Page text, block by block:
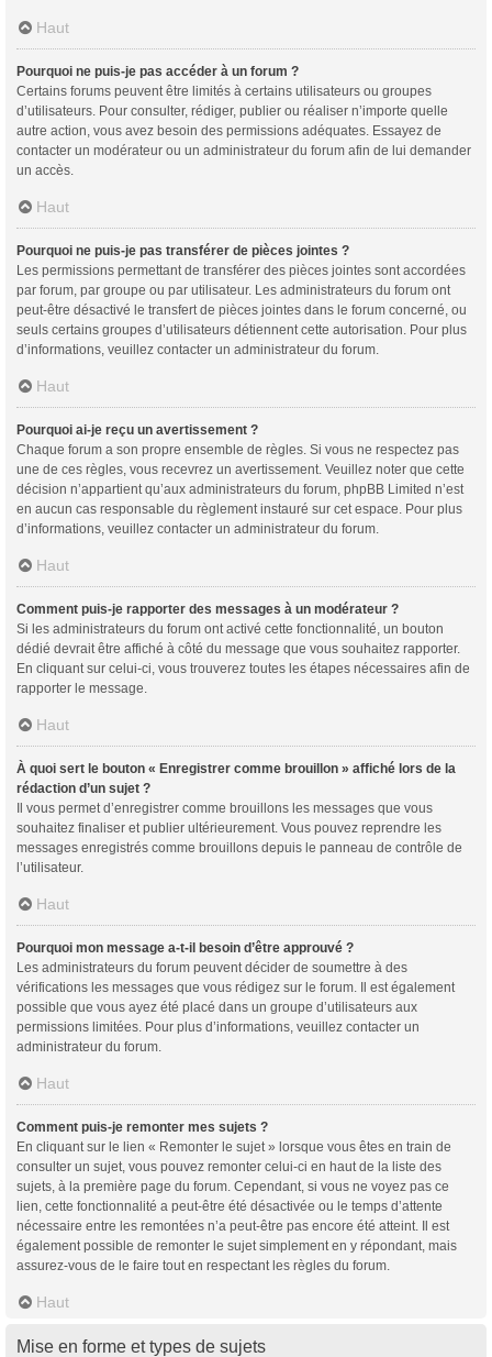
Haut
Pourquoi ne puis-je pas accéder à un forum ?
Certains forums peuvent être limités à certains utilisateurs ou groupes
d’utilisateurs. Pour consulter, rédiger, publier ou réaliser n’importe quelle
autre action, vous avez besoin des permissions adéquates. Essayez de
contacter un modérateur ou un administrateur du forum afin de lui demander
un accès.
Haut
Pourquoi ne puis-je pas transférer de pièces jointes ?
Les permissions permettant de transférer des pièces jointes sont accordées
par forum, par groupe ou par utilisateur. Les administrateurs du forum ont
peut-être désactivé le transfert de pièces jointes dans le forum concerné, ou
seuls certains groupes d’utilisateurs détiennent cette autorisation. Pour plus
d’informations, veuillez contacter un administrateur du forum.
Haut
Pourquoi ai-je reçu un avertissement ?
Chaque forum a son propre ensemble de règles. Si vous ne respectez pas
une de ces règles, vous recevrez un avertissement. Veuillez noter que cette
décision n’appartient qu’aux administrateurs du forum, phpBB Limited n’est
en aucun cas responsable du règlement instauré sur cet espace. Pour plus
d’informations, veuillez contacter un administrateur du forum.
Haut
Comment puis-je rapporter des messages à un modérateur ?
Si les administrateurs du forum ont activé cette fonctionnalité, un bouton
dédié devrait être affiché à côté du message que vous souhaitez rapporter.
En cliquant sur celui-ci, vous trouverez toutes les étapes nécessaires afin de
rapporter le message.
Haut
À quoi sert le bouton « Enregistrer comme brouillon » affiché lors de la
rédaction d’un sujet ?
Il vous permet d’enregistrer comme brouillons les messages que vous
souhaitez finaliser et publier ultérieurement. Vous pouvez reprendre les
messages enregistrés comme brouillons depuis le panneau de contrôle de
l’utilisateur.
Haut
Pourquoi mon message a-t-il besoin d’être approuvé ?
Les administrateurs du forum peuvent décider de soumettre à des
vérifications les messages que vous rédigez sur le forum. Il est également
possible que vous ayez été placé dans un groupe d’utilisateurs aux
permissions limitées. Pour plus d’informations, veuillez contacter un
administrateur du forum.
Haut
Comment puis-je remonter mes sujets ?
En cliquant sur le lien « Remonter le sujet » lorsque vous êtes en train de
consulter un sujet, vous pouvez remonter celui-ci en haut de la liste des
sujets, à la première page du forum. Cependant, si vous ne voyez pas ce
lien, cette fonctionnalité a peut-être été désactivée ou le temps d’attente
nécessaire entre les remontées n’a peut-être pas encore été atteint. Il est
également possible de remonter le sujet simplement en y répondant, mais
assurez-vous de le faire tout en respectant les règles du forum.
Haut
Mise en forme et types de sujets